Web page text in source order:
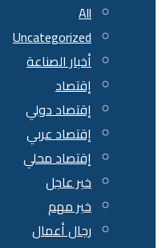
All
Uncategorized
أخبار الصناعة
إقتصاد
إقتصاد دولي
إقتصاد عربي
إقتصاد محلي
خبر عاجل
خبر مهم
رجال أعمال